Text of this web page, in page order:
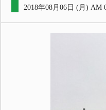
2018年08月06日 (月) AM